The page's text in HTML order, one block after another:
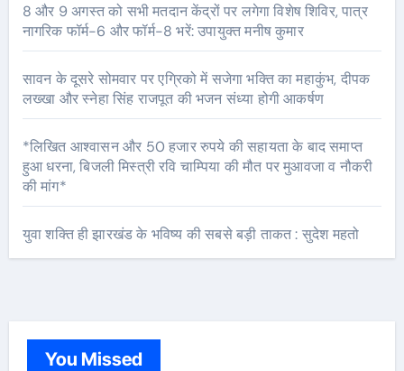
8 और 9 अगस्त को सभी मतदान केंद्रों पर लगेगा विशेष शिविर, पात्र
नागरिक फॉर्म-6 और फॉर्म-8 भरें: उपायुक्त मनीष कुमार
सावन के दूसरे सोमवार पर एग्रिको में सजेगा भक्ति का महाकुंभ, दीपक
लख्खा और स्नेहा सिंह राजपूत की भजन संध्या होगी आकर्षण
*लिखित आश्वासन और 50 हजार रुपये की सहायता के बाद समाप्त
हुआ धरना, बिजली मिस्त्री रवि चाम्पिया की मौत पर मुआवजा व नौकरी
की मांग*
युवा शक्ति ही झारखंड के भविष्य की सबसे बड़ी ताकत : सुदेश महतो
You Missed